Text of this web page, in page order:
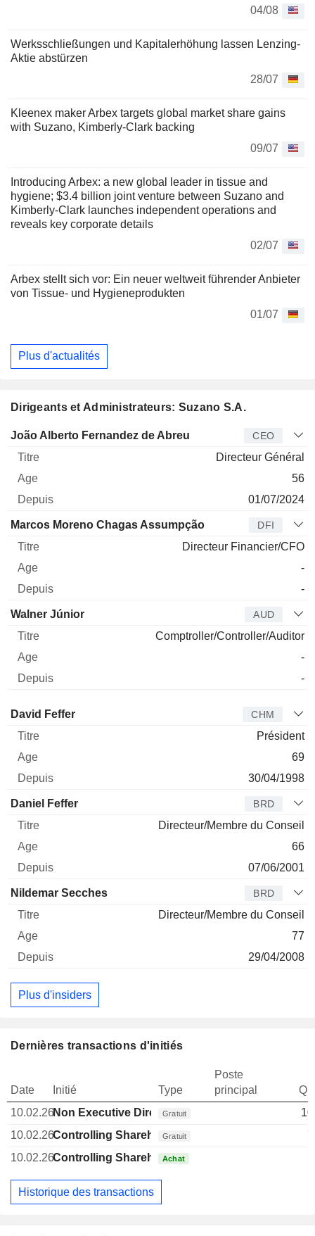
04/08
Werksschließungen und Kapitalerhöhung lassen Lenzing-
Aktie abstürzen
28/07
Kleenex maker Arbex targets global market share gains
with Suzano, Kimberly-Clark backing
09/07
Introducing Arbex: a new global leader in tissue and
hygiene; $3.4 billion joint venture between Suzano and
Kimberly-Clark launches independent operations and
reveals key corporate details
02/07
Arbex stellt sich vor: Ein neuer weltweit führender Anbieter
von Tissue- und Hygieneprodukten
01/07
Plus d'actualités
Dirigeants et Administrateurs: Suzano S.A.
Dirigeant Titre Age Depuis
João Alberto Fernandez de Abreu CEO
Directeur Général
56
01/07/2024
Marcos Moreno Chagas Assumpção DFI
Directeur Financier/CFO
-
-
Walner Júnior AUD
Comptroller/Controller/Auditor
-
-
Administrateur
David Feffer CHM
Président
69
30/04/1998
Daniel Feffer BRD
Directeur/Membre du Conseil
66
07/06/2001
Nildemar Secches BRD
Directeur/Membre du Conseil
77
29/04/2008
Plus d'insiders
Dernières transactions d'initiés
Date Initié Type
Poste
principal
10.02.26Non Executive Director Brazilian
Gratuit
10.02.26Controlling Shareholder Brazilian
Gratuit
10.02.26Controlling Shareholder Brazilian
Achat
Historique des transactions